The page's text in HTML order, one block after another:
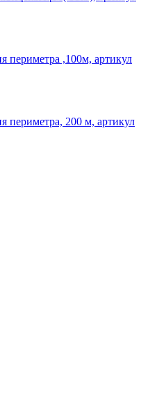
периметра ,100м, артикул
периметра, 200 м, артикул